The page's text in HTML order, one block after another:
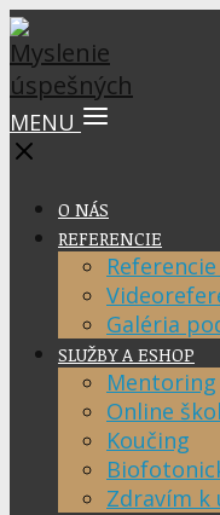
MENU
O NÁS
REFERENCIE
Galéria
SLUŽBY A ESHOP
Mentoring
Online
Koučing
Zdravím k